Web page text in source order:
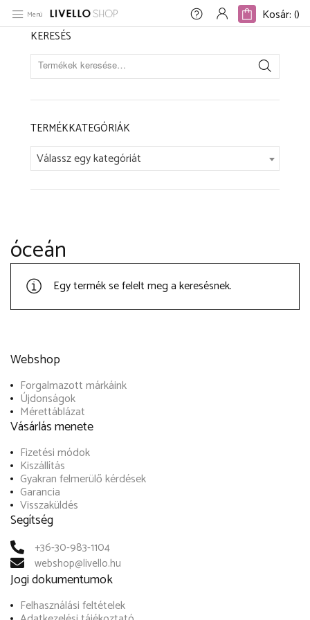
Kosár: ()
Menü Kosár: ()
Kezdőlap / Szín termék / óceán
KERESÉS
TERMÉKKATEGÓRIÁK
Válassz egy kategóriát
óceán
Egy termék se felelt meg a keresésnek.
Webshop
Forgalmazott márkáink
Újdonságok
Mérettáblázat
Vásárlás menete
Fizetési módok
Kiszállítás
Gyakran felmerülő kérdések
Garancia
Visszaküldés
Segítség
+36-30-983-1104
webshop@livello.hu
Jogi dokumentumok
Felhasználási feltételek